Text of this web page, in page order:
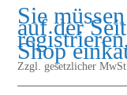
Sie
auf der
Shop
Zzgl. gesetzlicher